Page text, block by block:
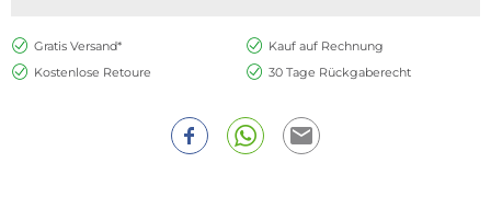
Gratis Versand*
Kauf auf Rechnung
Kostenlose Retoure
30 Tage Rückgaberecht